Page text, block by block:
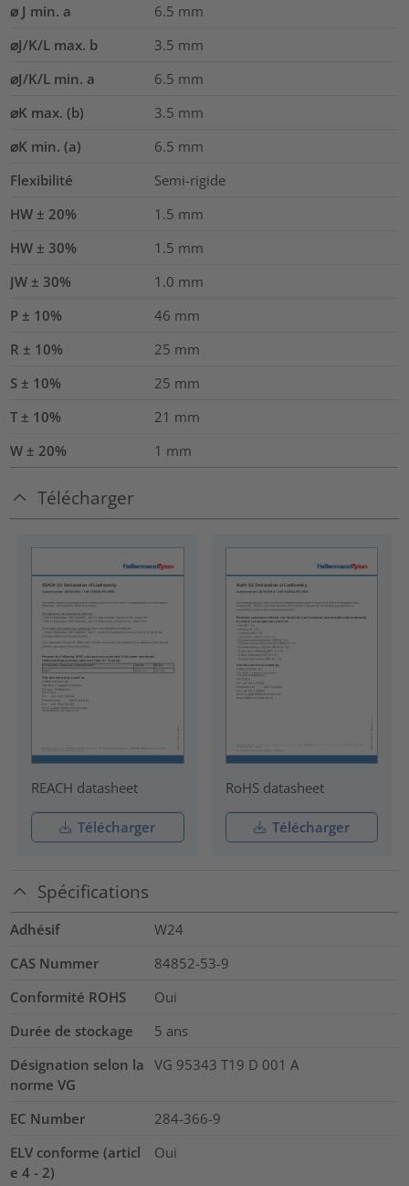
⌀ J min. a
6.5 mm
⌀J/K/L max. b
3.5 mm
⌀J/K/L min. a
6.5 mm
⌀K max. (b)
3.5 mm
⌀K min. (a)
6.5 mm
Flexibilité
Semi-rigide
HW ± 20%
1.5 mm
HW ± 30%
1.5 mm
JW ± 30%
1.0 mm
P ± 10%
46 mm
R ± 10%
25 mm
S ± 10%
25 mm
T ± 10%
21 mm
W ± 20%
1 mm
Télécharger
REACH datasheet
Télécharger
RoHS datasheet
Télécharger
Spécifications
Adhésif
W24
CAS Nummer
84852-53-9
Conformité ROHS
Oui
Durée de stockage
5 ans
Désignation selon la
norme VG
VG 95343 T19 D 001 A
EC Number
284-366-9
ELV conforme (articl
e 4 - 2)
Oui